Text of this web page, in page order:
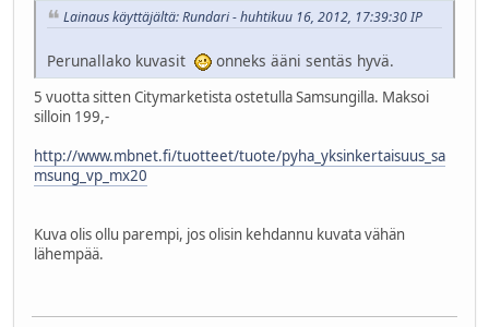
Lainaus käyttäjältä: Rundari - huhtikuu 16, 2012, 17:39:30 IP
Perunallako kuvasit onneks ääni sentäs hyvä.
5 vuotta sitten Citymarketista ostetulla Samsungilla. Maksoi
silloin 199,-
http://www.mbnet.fi/tuotteet/tuote/pyha_yksinkertaisuus_sa
msung_vp_mx20
Kuva olis ollu parempi, jos olisin kehdannu kuvata vähän
lähempää.